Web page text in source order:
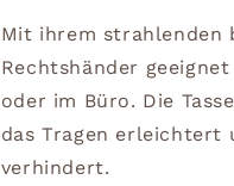
Mit ihrem strahlenden
Rechtshänder
oder im Büro. Die
das Tragen erleichtert
verhindert.